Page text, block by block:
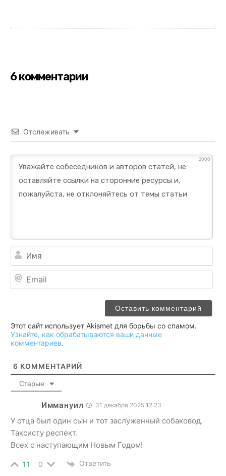
6 комментарии
Отслеживать
2000
Этот сайт использует Akismet для борьбы со спамом.
Узнайте, как обрабатываются ваши данные
комментариев.
6 КОММЕНТАРИЙ
Старые
Иммануил 31 декабря 2025 12:23
У отца был один сын и тот заслуженный собаковод.
Таксисту респект.
Всех с наступающим Новым Годом!
11 0 Ответить